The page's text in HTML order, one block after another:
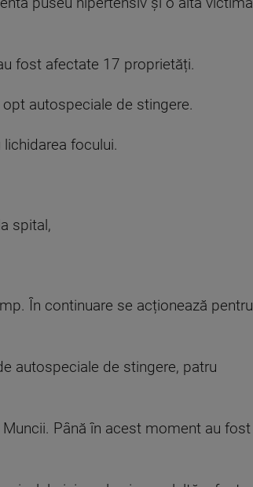
fost afectate 17 proprietăți.
autospeciale de stingere.
focului.
spital,
În continuare se acționează pentru
autospeciale de stingere, patru
Până în acest moment au fost